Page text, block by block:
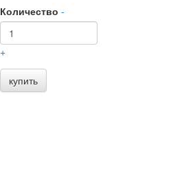
Количество -
+
купить